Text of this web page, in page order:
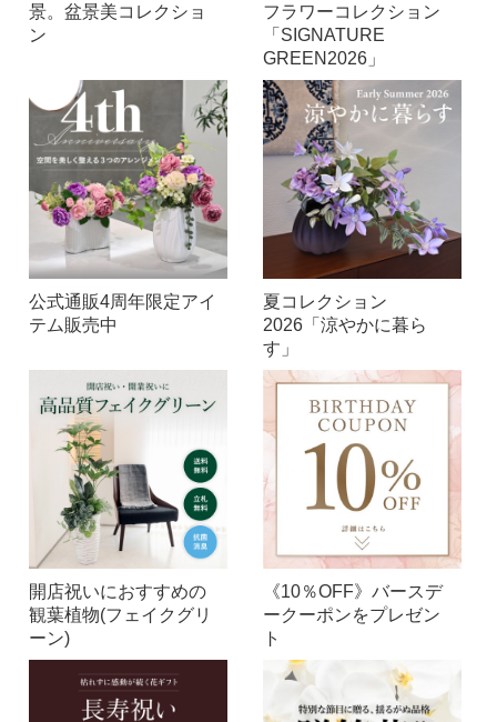
景。盆景美コレクショ
ン
フラワーコレクション
「SIGNATURE
GREEN2026」
公式通販4周年限定アイ
テム販売中
夏コレクション
2026「涼やかに暮ら
す」
開店祝いにおすすめの
観葉植物(フェイクグリ
ーン)
《10％OFF》バースデ
ークーポンをプレゼン
ト